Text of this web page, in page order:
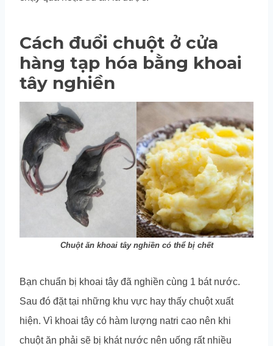
Cách đuổi chuột ở cửa
hàng tạp hóa bằng khoai
tây nghiền
Chuột ăn khoai tây nghiền có thể bị chết
Bạn chuẩn bị khoai tây đã nghiền cùng 1 bát nước.
Sau đó đặt tại những khu vực hay thấy chuột xuất
hiện. Vì khoai tây có hàm lượng natri cao nên khi
chuột ăn phải sẽ bị khát nước nên uống rất nhiều